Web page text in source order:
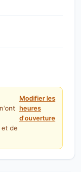
et de
Modifier les
heures
d'ouverture